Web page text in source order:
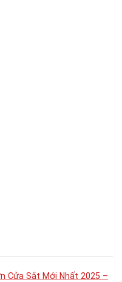
Cửa Sắt Mới Nhất 2025 –